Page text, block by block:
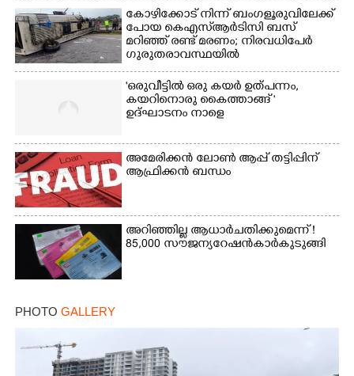
കോഴിക്കോട് നിന്ന് ബംഗളൂരുവിലേക്ക്
പോയ കെഎസ്‌ആർടിസി ബസ്
മറിഞ്ഞ് രണ്ട് മരണം; നിരവധിപേർ
ഗുരുതരാവസ്ഥയിൽ
'ഒരുവീട്ടിൽ ഒരു കയർ ഉത്പന്നം,
കയറിനൊരു കൈത്താങ്ങ് '
ഉദ്ഘാടനം നാളെ
അമേരിക്കൻ ലോൺ ആപ്പ് തട്ടിപ്പിന്
ആഫ്രിക്കൻ ബന്ധം
അറിഞ്ഞില്ല ആധാർ ചതിക്കുമെന്ന് !
85,000 സൗജന്യ റേഷൻകാർ കുടുങ്ങി
PHOTO GALLERY